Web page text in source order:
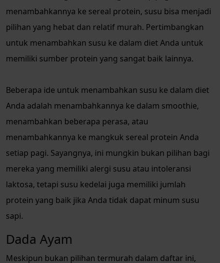
menambahkannya ke sereal protein, susu bisa menjadi
pilihan yang hebat dan relatif murah. Pertimbangkan
untuk menambahkan susu ke dalam diet Anda untuk
memiliki sumber protein yang sangat baik lainnya.
Beberapa ide untuk menambahkan susu ke dalam diet
Anda adalah menambahkannya ke dalam smoothie,
menambahkan beberapa perasa, atau
menambahkannya ke mangkuk sereal protein Anda
setiap pagi. Sayangnya, ini mungkin bukan pilihan bagi
mereka yang memiliki alergi susu atau intoleransi
laktosa, tetapi susu kedelai juga memiliki jumlah
protein yang baik jika Anda tidak dapat minum susu
sapi.
Dada Ayam
Meskipun bukan pilihan termurah dalam daftar ini,